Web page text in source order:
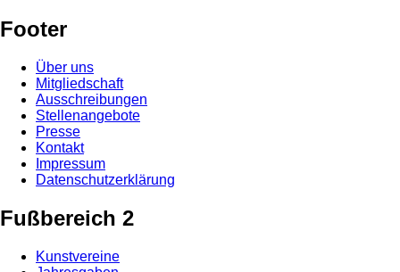
Footer
Über uns
Mitgliedschaft
Ausschreibungen
Stellenangebote
Presse
Kontakt
Impressum
Datenschutzerklärung
Fußbereich 2
Kunstvereine